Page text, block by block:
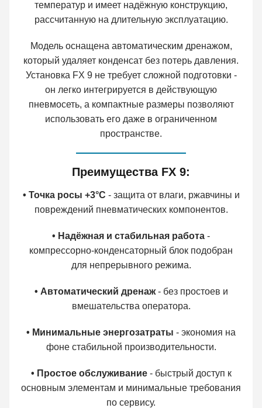
температур и имеет надёжную конструкцию,
рассчитанную на длительную эксплуатацию.
Модель оснащена автоматическим дренажом,
который удаляет конденсат без потерь давления.
Установка FX 9 не требует сложной подготовки -
он легко интегрируется в действующую
пневмосеть, а компактные размеры позволяют
использовать его даже в ограниченном
пространстве.
Преимущества FX 9:
• Точка росы +3°C - защита от влаги, ржавчины и
повреждений пневматических компонентов.
• Надёжная и стабильная работа -
компрессорно-конденсаторный блок подобран
для непрерывного режима.
• Автоматический дренаж- без простоев и
вмешательства оператора.
• Минимальные энергозатраты - экономия на
фоне стабильной производительности.
• Простое обслуживание - быстрый доступ к
основным элементам и минимальные требования
по сервису.